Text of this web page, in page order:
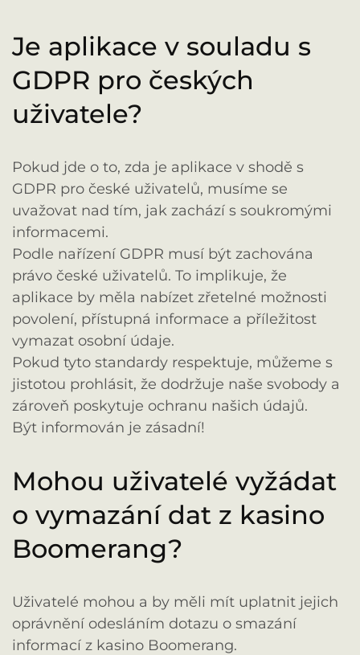
Je aplikace v souladu s
GDPR pro českých
uživatele?
Pokud jde o to, zda je aplikace v shodě s
GDPR pro české uživatelů, musíme se
uvažovat nad tím, jak zachází s soukromými
informacemi.
Podle nařízení GDPR musí být zachována
právo české uživatelů. To implikuje, že
aplikace by měla nabízet zřetelné možnosti
povolení, přístupná informace a příležitost
vymazat osobní údaje.
Pokud tyto standardy respektuje, můžeme s
jistotou prohlásit, že dodržuje naše svobody a
zároveň poskytuje ochranu našich údajů.
Být informován je zásadní!
Mohou uživatelé vyžádat
o vymazání dat z kasino
Boomerang?
Uživatelé mohou a by měli mít uplatnit jejich
oprávnění odesláním dotazu o smazání
informací z kasino Boomerang.